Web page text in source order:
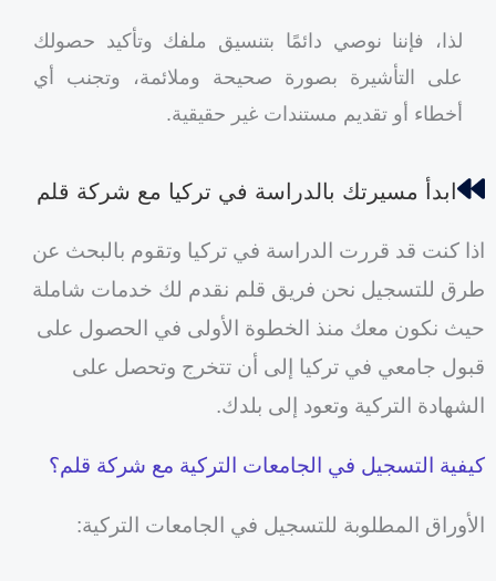
لذا، فإننا نوصي دائمًا بتنسيق ملفك وتأكيد حصولك
على التأشيرة بصورة صحيحة وملائمة، وتجنب أي
أخطاء أو تقديم مستندات غير حقيقية.
ابدأ مسيرتك بالدراسة في تركيا مع شركة قلم
اذا كنت قد قررت الدراسة في تركيا وتقوم بالبحث عن
طرق للتسجيل نحن فريق قلم نقدم لك خدمات شاملة
حيث نكون معك منذ الخطوة الأولى في الحصول على
قبول جامعي في تركيا إلى أن تتخرج وتحصل على
الشهادة التركية وتعود إلى بلدك.
كيفية التسجيل في الجامعات التركية مع شركة قلم؟
الأوراق المطلوبة للتسجيل في الجامعات التركية: